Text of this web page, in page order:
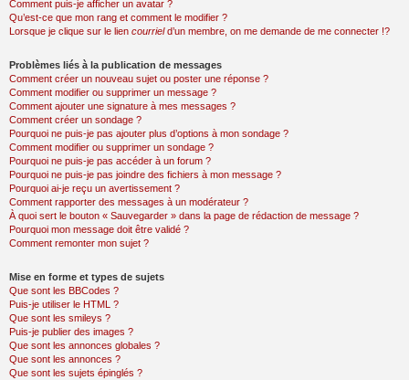
Comment puis-je afficher un avatar ?
Qu’est-ce que mon rang et comment le modifier ?
Lorsque je clique sur le lien courrield’un membre, on me demande de me connecter !?
Problèmes liés à la publication de messages
Comment créer un nouveau sujet ou poster une réponse ?
Comment modifier ou supprimer un message ?
Comment ajouter une signature à mes messages ?
Comment créer un sondage ?
Pourquoi ne puis-je pas ajouter plus d’options à mon sondage ?
Comment modifier ou supprimer un sondage ?
Pourquoi ne puis-je pas accéder à un forum ?
Pourquoi ne puis-je pas joindre des fichiers à mon message ?
Pourquoi ai-je reçu un avertissement ?
Comment rapporter des messages à un modérateur ?
À quoi sert le bouton « Sauvegarder » dans la page de rédaction de message ?
Pourquoi mon message doit être validé ?
Comment remonter mon sujet ?
Mise en forme et types de sujets
Que sont les BBCodes ?
Puis-je utiliser le HTML ?
Que sont les smileys ?
Puis-je publier des images ?
Que sont les annonces globales ?
Que sont les annonces ?
Que sont les sujets épinglés ?